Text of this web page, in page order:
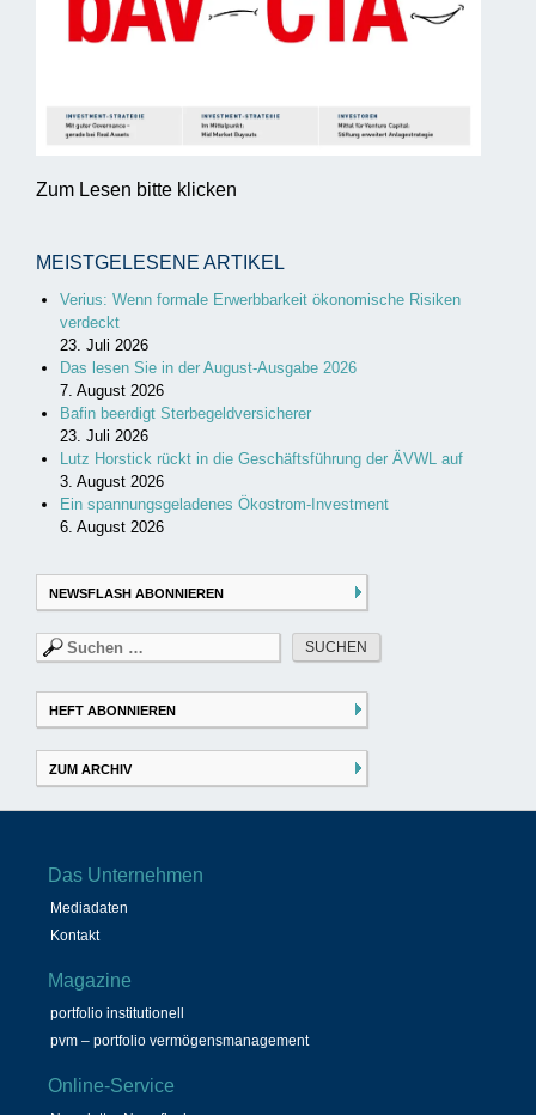
Zum Lesen bitte klicken
MEISTGELESENE ARTIKEL
Verius: Wenn formale Erwerbbarkeit ökonomische Risiken
verdeckt
23. Juli 2026
Das lesen Sie in der August-Ausgabe 2026
7. August 2026
Bafin beerdigt Sterbegeldversicherer
23. Juli 2026
Lutz Horstick rückt in die Geschäftsführung der ÄVWL auf
3. August 2026
Ein spannungsgeladenes Ökostrom-Investment
6. August 2026
NEWSFLASH ABONNIEREN
Suchen
nach:
HEFT ABONNIEREN
ZUM ARCHIV
Das Unternehmen
Mediadaten
Kontakt
Magazine
portfolio institutionell
pvm – portfolio vermögensmanagement
Online-Service